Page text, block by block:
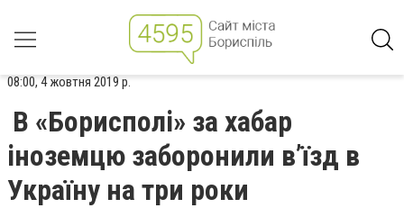
08:00, 4 жовтня 2019 р.
В «Борисполі» за хабар
іноземцю заборонили в’їзд в
Україну на три роки